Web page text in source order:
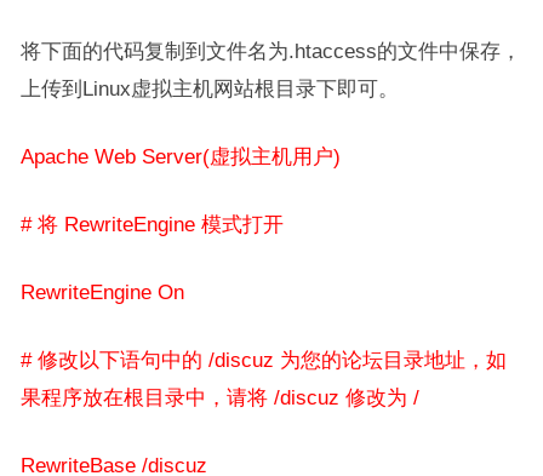
将下面的代码复制到文件名为.htaccess的文件中保存，
上传到Linux虚拟主机网站根目录下即可。
Apache Web Server(虚拟主机用户)
# 将 RewriteEngine 模式打开
RewriteEngine On
# 修改以下语句中的 /discuz 为您的论坛目录地址，如
果程序放在根目录中，请将 /discuz 修改为 /
RewriteBase /discuz